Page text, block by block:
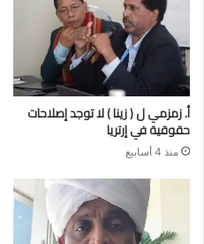
أ. زمزمي ل ( زينا ) لا توجد إصلاحات
حقوقية في إرتريا
منذ 4 أسابيع